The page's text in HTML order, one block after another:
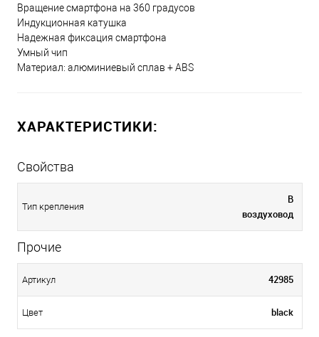
Вращение смартфона на 360 градусов
Индукционная катушка
Надежная фиксация смартфона
Умный чип
Материал: алюминиевый сплав + ABS
ХАРАКТЕРИСТИКИ:
Свойства
Тип крепления
В
воздуховод
Прочие
Артикул 42985
Цвет black